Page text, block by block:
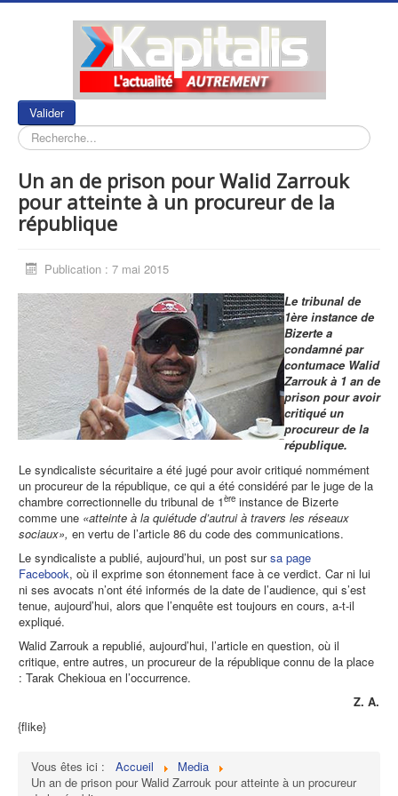
Valider
Un an de prison pour Walid Zarrouk
pour atteinte à un procureur de la
république
Publication : 7 mai 2015
Le tribunal de
1ère instance de
Bizerte a
condamné par
contumace Walid
Zarrouk à 1 an de
prison pour avoir
critiqué un
procureur de la
république.
Le syndicaliste sécuritaire a été jugé pour avoir critiqué nommément
un procureur de la république, ce qui a été considéré par le juge de la
chambre correctionnelle du tribunal de 1ère instance de Bizerte
comme une «atteinte à la quiétude d’autrui à travers les réseaux
sociaux», en vertu de l’article 86 du code des communications.
Le syndicaliste a publié, aujourd’hui, un post sursa page
Facebook, où il exprime son étonnement face à ce verdict. Car ni lui
ni ses avocats n’ont été informés de la date de l’audience, qui s’est
tenue, aujourd’hui, alors que l’enquête est toujours en cours, a-t-il
expliqué.
Walid Zarrouk a republié, aujourd’hui, l’article en question, où il
critique, entre autres, un procureur de la république connu de la place
: Tarak Chekioua en l’occurrence.
Z. A.
{flike}
Vous êtes ici : Accueil
Media
Un an de prison pour Walid Zarrouk pour atteinte à un procureur